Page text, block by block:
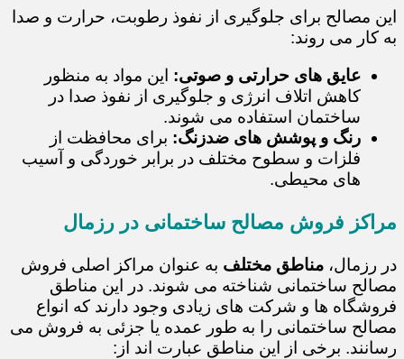
این مصالح برای جلوگیری از نفوذ رطوبت، حرارت و صدا
به کار می روند:
عایق های حرارتی و صوتی: این مواد به منظور
کاهش اتلاف انرژی و جلوگیری از نفوذ صدا در
ساختمان استفاده می شوند.
رنگ و پوشش های ضدزنگ: برای محافظت از
فلزات و سطوح مختلف در برابر خوردگی و آسیب
های محیطی.
مراکز فروش مصالح ساختمانی در رزمال
در رزمال، مناطق مختلف به عنوان مراکز اصلی فروش
مصالح ساختمانی شناخته می شوند. در این مناطق
فروشگاه ها و شرکت های زیادی وجود دارند که انواع
مصالح ساختمانی را به طور عمده یا جزئی به فروش می
رسانند. برخی از این مناطق عبارت اند از: